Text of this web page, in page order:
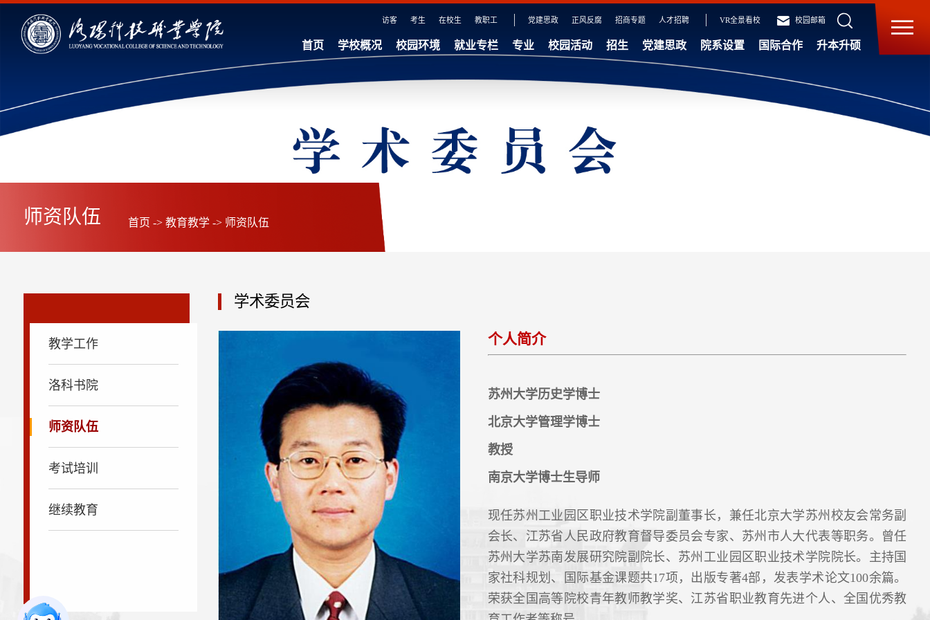
校园邮箱
访客 考生 在校生 教职工 党建思政 正风反腐 招商专题 人才招聘 VR全景看校
首页 学校概况 校园环境 就业专栏 专业 校园活动 招生 党建思政 院系设置 国际合作 升本升硕
师资队伍 首页 -> 教育教学 -> 师资队伍
教学工作
洛科书院
师资队伍
考试培训
继续教育
学术委员会
个人简介
苏州大学历史学博士
北京大学管理学博士
教授
南京大学博士生导师
现任苏州工业园区职业技术学院副董事长，兼任北京大学苏州校友会常务副
会长、江苏省人民政府教育督导委员会专家、苏州市人大代表等职务。曾任
苏州大学苏南发展研究院副院长、苏州工业园区职业技术学院院长。主持国
家社科规划、国际基金课题共17项，出版专著4部，发表学术论文100余篇。
荣获全国高等院校青年教师教学奖、江苏省职业教育先进个人、全国优秀教